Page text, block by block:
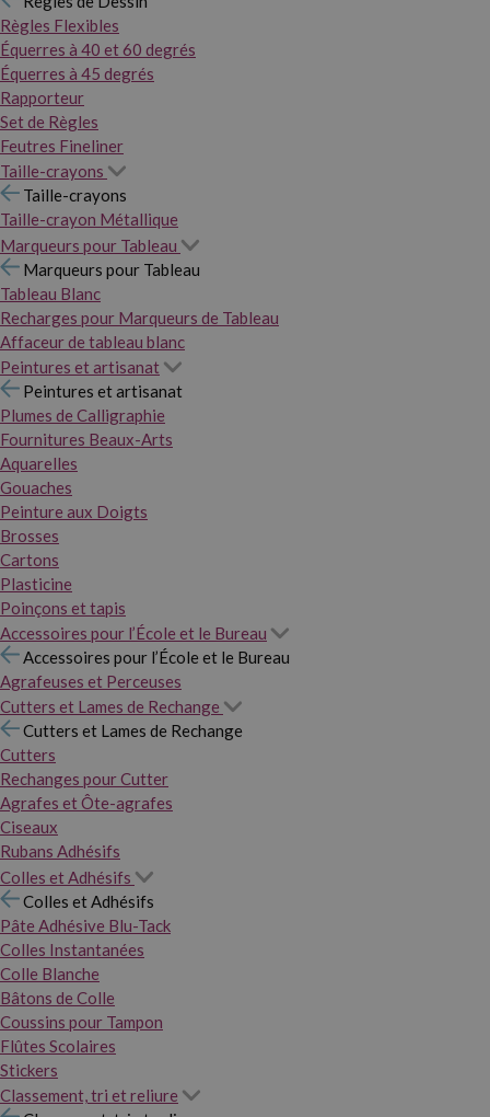
Règles Flexibles
Équerres à 40 et 60 degrés
Équerres à 45 degrés
Rapporteur
Set de Règles
Feutres Fineliner
Taille-crayons
Taille-crayons
Taille-crayon Métallique
Marqueurs pour Tableau
Marqueurs pour Tableau
Tableau Blanc
Recharges pour Marqueurs de Tableau
Affaceur de tableau blanc
Peintures et artisanat
Peintures et artisanat
Plumes de Calligraphie
Fournitures Beaux-Arts
Aquarelles
Gouaches
Peinture aux Doigts
Brosses
Cartons
Plasticine
Poinçons et tapis
Accessoires pour l’École et le Bureau
Accessoires pour l’École et le Bureau
Agrafeuses et Perceuses
Cutters et Lames de Rechange
Cutters et Lames de Rechange
Cutters
Rechanges pour Cutter
Agrafes et Ôte-agrafes
Ciseaux
Rubans Adhésifs
Colles et Adhésifs
Colles et Adhésifs
Pâte Adhésive Blu-Tack
Colles Instantanées
Colle Blanche
Bâtons de Colle
Coussins pour Tampon
Flûtes Scolaires
Stickers
Classement, tri et reliure